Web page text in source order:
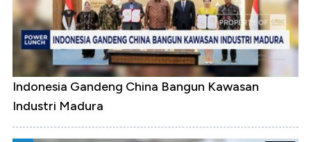
Indonesia Gandeng China Bangun Kawasan
Industri Madura